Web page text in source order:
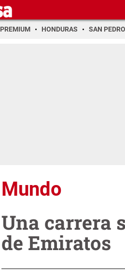
PREMIUM HONDURAS SAN PEDRO
Mundo
Una carrera
de Emiratos